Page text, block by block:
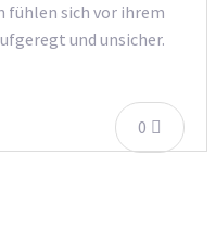
fühlen sich vor ihrem
und unsicher.
0